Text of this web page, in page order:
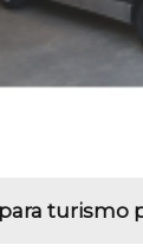
turismo